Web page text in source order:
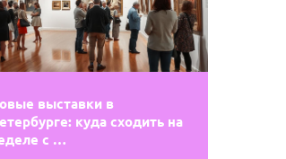
выставки в
куда сходить на
с …